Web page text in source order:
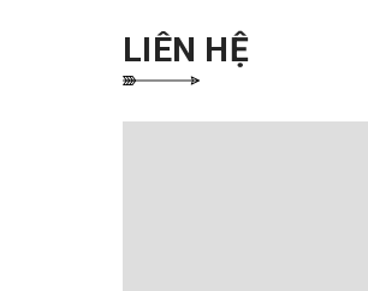
LIÊN HỆ